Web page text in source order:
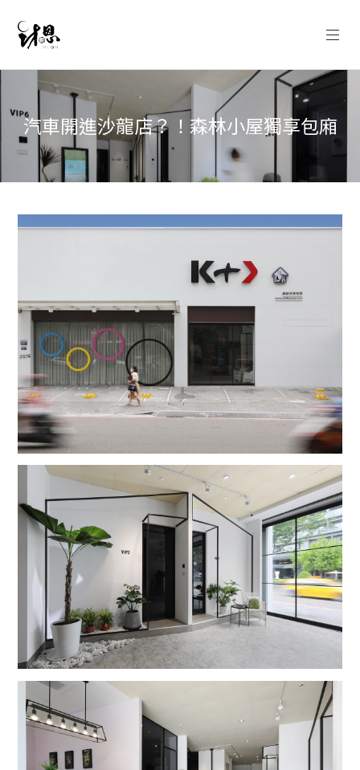
汽車開進沙龍店？！森林小屋獨享包廂